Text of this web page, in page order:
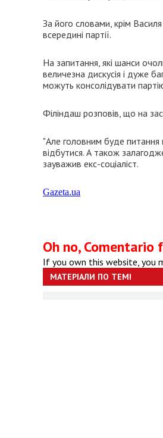
За його словами, крім
всередині партії.
На запитання, які шанси
величезна дискусія і дуже
можуть консолідувати
Філіндаш розповів, що на
"Але головним буде
відбутися. А також
зауважив екс-соціаліст.
Gazeta.ua
Oh no,
If you own this website, you
МАТЕРІАЛИ ПО ТЕМІ